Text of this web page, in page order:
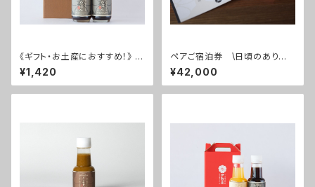
《ギフト・お土産におすすめ！》 く
ろぽん 2本セット
¥1,420
ペアご宿泊券 \日頃のありが
とうを届けよう！/ ～スタンダー
ドルーム1泊2食付～
¥42,000